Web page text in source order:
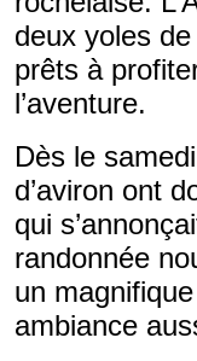
deux yoles
prêts à
l’aventure.
Dès le
d’aviron ont
qui
randonnée
un
ambiance